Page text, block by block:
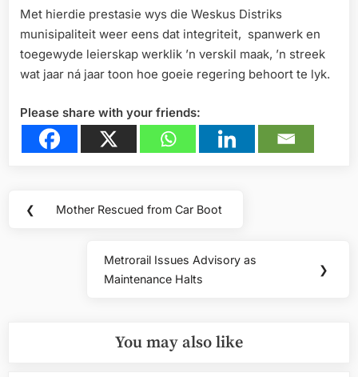
Met hierdie prestasie wys die Weskus Distriks
munisipaliteit weer eens dat integriteit, spanwerk en
toegewyde leierskap werklik ’n verskil maak, ’n streek
wat jaar ná jaar toon hoe goeie regering behoort te lyk.
Please share with your friends:
Post
❮
Previous
Mother Rescued from Car Boot
Next
Post:
Metrorail Issues Advisory as
Maintenance Halts
❯
You may also like